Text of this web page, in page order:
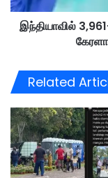
t
வி
த்
தா
ர்
இ
லோ
ன்
9
ரா
க
தி
வா
கி
ய
கோ
இந்தியாவில்
Related